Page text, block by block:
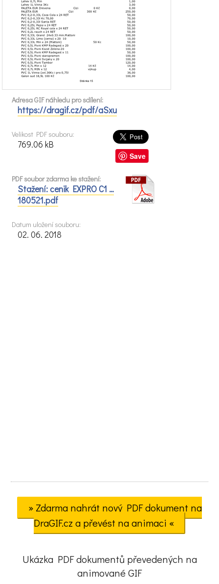
Adresa GIF náhledu pro sdílení:
https://dragif.cz/pdf/aSxu
Save
Velikost PDF souboru:
769.06 kB
PDF soubor zdarma ke stažení:
Stažení: cenik EXPRO C1 …
180521.pdf
Datum uložení souboru:
02. 06. 2018
» Zdarma nahrát nový PDF dokument na
DraGIF.cz a převést na animaci «
Ukázka PDF dokumentů převedených na
animované GIF